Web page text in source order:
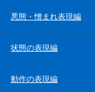
悪態・憎まれ表現編
状態の表現編
動作の表現編